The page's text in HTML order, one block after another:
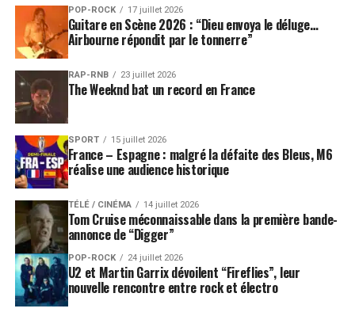
POP-ROCK 17 juillet 2026
Guitare en Scène 2026 : “Dieu envoya le déluge…
Airbourne répondit par le tonnerre”
RAP-RNB 23 juillet 2026
The Weeknd bat un record en France
SPORT 15 juillet 2026
France – Espagne : malgré la défaite des Bleus, M6
réalise une audience historique
TÉLÉ / CINÉMA 14 juillet 2026
Tom Cruise méconnaissable dans la première bande-
annonce de “Digger”
POP-ROCK 24 juillet 2026
U2 et Martin Garrix dévoilent “Fireflies”, leur
nouvelle rencontre entre rock et électro